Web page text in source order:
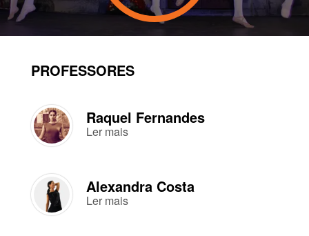
PROFESSORES
Raquel Fernandes
Ler mais
Alexandra Costa
Ler mais